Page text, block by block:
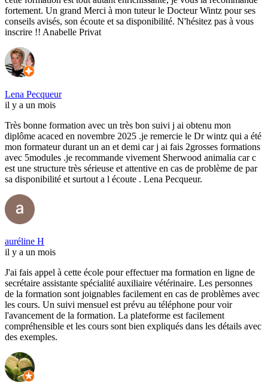
fortement. Un grand Merci à mon tuteur le Docteur Wintz pour ses
conseils avisés, son écoute et sa disponibilité. N'hésitez pas à vous
inscrire !! Anabelle Privat
Lena Pecqueur
il y a un mois
Très bonne formation avec un très bon suivi j ai obtenu mon
diplôme acaced en novembre 2025 .je remercie le Dr wintz qui a été
mon formateur durant un an et demi car j ai fais 2grosses formations
avec 5modules .je recommande vivement Sherwood animalia car c
est une structure très sérieuse et attentive en cas de problème de par
sa disponibilité et surtout a l écoute . Lena Pecqueur.
auréline H
il y a un mois
J'ai fais appel à cette école pour effectuer ma formation en ligne de
secrétaire assistante spécialité auxiliaire vétérinaire. Les personnes
de la formation sont joignables facilement en cas de problèmes avec
les cours. Un suivi mensuel est prévu au téléphone pour voir
l'avancement de la formation. La plateforme est facilement
compréhensible et les cours sont bien expliqués dans les détails avec
des exemples.